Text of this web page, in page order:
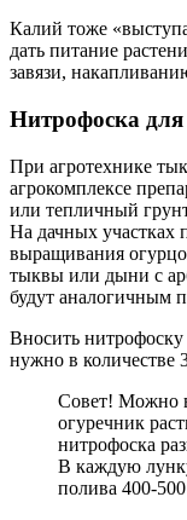
Калий тоже
дать питание
завязи,
Нитрофоска
При агротехнике
агрокомплексе
или тепличный
На дачных участках
выращивания
тыквы или дыни с
будут аналогичным
Вносить
нужно в количестве
Совет! Можно
огуречник
нитрофоска
В каждую
полива 400-